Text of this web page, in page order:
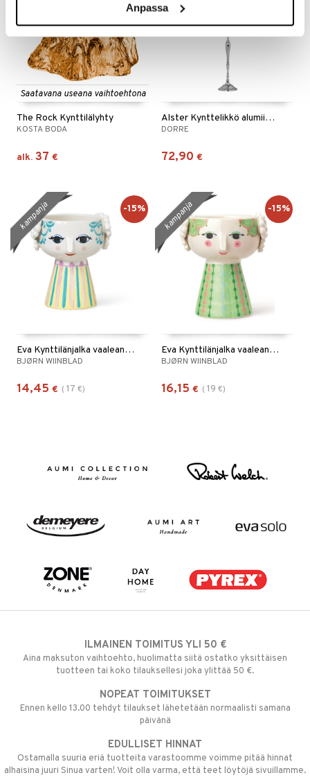
Anpassa
Saatavana useana vaihtoehtona
The Rock Kynttilälyhty
KOSTA BODA
alk. 37 €
Alster Kynttelikkö alumiinia 5-haarainen.
DORRE
72,90 €
Eva Kynttilänjalka vaaleansininen 9,5cm
BJØRN WIINBLAD
14,45 € ( 17 €)
kampanja -15%
Eva Kynttilänjalka vaaleanvihreä 9,5cm
BJØRN WIINBLAD
16,15 € ( 19 €)
kampanja -15%
ILMAINEN TOIMITUS YLI 50 €
Aina maksuton vaihtoehto, huolimatta siitä ostatko yksittäisen
tuotteen tai koko tilauksellesi joka ylittää 50 €.
NOPEAT TOIMITUKSET
Ennen kello 13.00 tehdyt tilaukset lähetetään normaalisti samana
päivänä
EDULLISET HINNAT
Ostamalla suuria eriä tuotteita varastoomme voimme pitää hinnat
alhaisina juuri Sinua varten! Voit olla varma, että teet löytöjä sivuillamme.